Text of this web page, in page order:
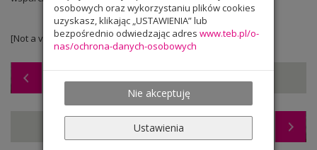
osobowych oraz wykorzystaniu plików cookies
uzyskasz, klikając „USTAWIENIA” lub
bezpośrednio odwiedzając adres www.teb.pl/o-
nas/ochrona-danych-osobowych
Nie akceptuję
Ustawienia
[Not a valid template]